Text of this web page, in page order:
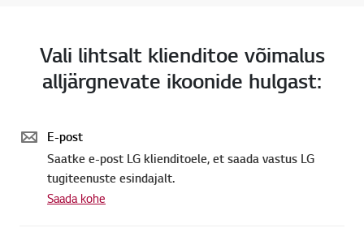
Vali lihtsalt klienditoe võimalus
alljärgnevate ikoonide hulgast:
E-post
Saatke e-post LG klienditoele, et saada vastus LG
tugiteenuste esindajalt.
Saada kohe